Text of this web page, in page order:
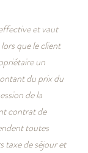
et vaut
que le client
un
du prix du
de la
contrat de
toutes
taxe de séjour et